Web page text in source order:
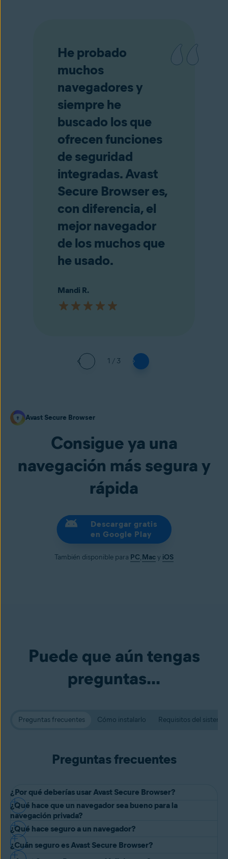
He probado
muchos
navegadores y
siempre he
buscado los que
ofrecen funciones
de seguridad
integradas. Avast
Secure Browser es,
con diferencia, el
mejor navegador
de los muchos que
he usado.
Mandi R.
1 / 3
Avast Secure Browser
Consigue ya una
navegación más segura y
rápida
Descargar gratis
en Google Play
También disponible para PC,Macy iOS
Puede que aún tengas
preguntas...
Preguntas frecuentes Cómo instalarlo Requisitos del sistema
Preguntas frecuentes
¿Por qué deberías usar Avast Secure Browser?
Avast Secure Browser te proporciona a tu experiencia de
navegación un nivel de privacidad y protección con la que no
pueden competir la mayoría de los navegadores. Con Avast Secure
Browser puedes:
¿Qué hace que un navegador sea bueno para la
navegación privada?
Si quieres unanavegación privada, deberías buscar un navegador
que te ofrezca una mayor cantidad de funciones de privacidad. Casi
todos los navegadores ofrecen el modo de incógnito y las
¿Qué hace seguro a un navegador?
Si estás buscando los navegadores más seguros, busca uno que
¿Cuán seguro es Avast Secure Browser?